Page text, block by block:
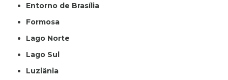
Entorno de Brasília
Formosa
Lago Norte
Lago Sul
Luziânia